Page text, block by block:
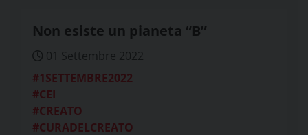
Non esiste un pianeta “B”
01 Settembre 2022
#1SETTEMBRE2022
#CEI
#CREATO
#CURADELCREATO